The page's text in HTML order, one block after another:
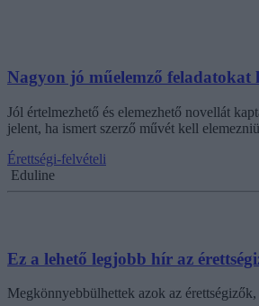
Nagyon jó műelemző
Jól értelmezhető és elemezhető novellát
jelent, ha ismert szerző művét kell
Érettségi-felvételi
Eduline
Ez a lehető legjobb hír az
Megkönnyebbülhettek azok az